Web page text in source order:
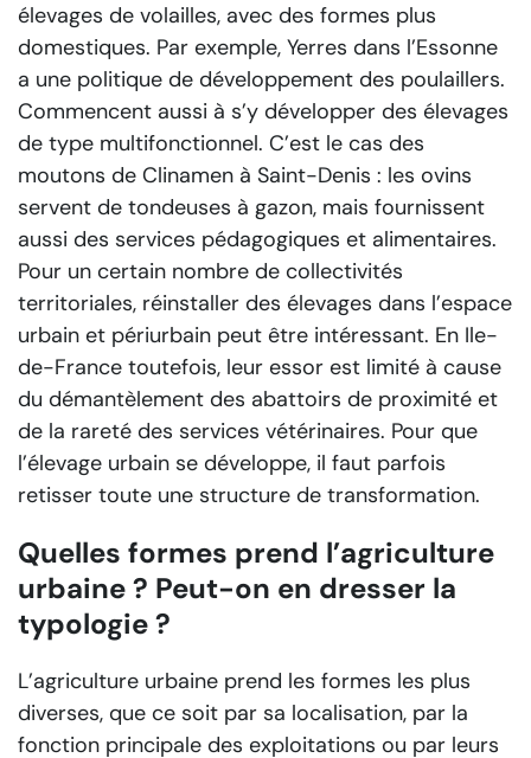
élevages de volailles, avec des formes plus
domestiques. Par exemple, Yerres dans l’Essonne
a une politique de développement des poulaillers.
Commencent aussi à s’y développer des élevages
de type multifonctionnel. C’est le cas des
moutons de Clinamen à Saint-Denis : les ovins
servent de tondeuses à gazon, mais fournissent
aussi des services pédagogiques et alimentaires.
Pour un certain nombre de collectivités
territoriales, réinstaller des élevages dans l’espace
urbain et périurbain peut être intéressant. En Ile-
de-France toutefois, leur essor est limité à cause
du démantèlement des abattoirs de proximité et
de la rareté des services vétérinaires. Pour que
l’élevage urbain se développe, il faut parfois
retisser toute une structure de transformation.
Quelles formes prend l’agriculture
urbaine ? Peut-on en dresser la
typologie ?
L’agriculture urbaine prend les formes les plus
diverses, que ce soit par sa localisation, par la
fonction principale des exploitations ou par leurs